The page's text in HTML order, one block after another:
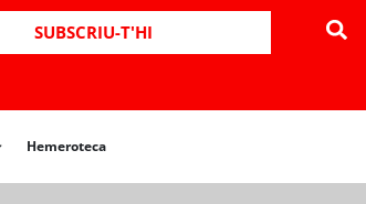
SUBSCRIU-T'HI
Hemeroteca
Hemeroteca